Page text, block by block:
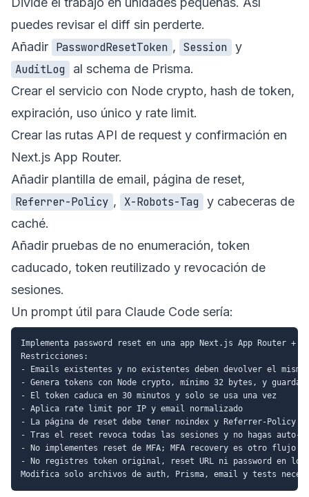
puedes revisar el diff sin perderte.
Añadir PasswordResetToken , Session
y
AuditLog
al schema de Prisma.
Crear el servicio con Node crypto, hash de token,
expiración, uso único y rate limit.
Crear las rutas API de request y confirmación en
Next.js App Router.
Añadir plantilla de email, página de reset,
Referrer-Policy , X-Robots-Tag
y cabeceras de
caché.
Añadir pruebas de no enumeración, token
caducado, token reutilizado y revocación de
sesiones.
Un prompt útil para Claude Code sería:
Implementa password reset en una app Next.js App Router +
Restricciones:
- Emails existentes y no existentes deben devolver el mismo
- Genera tokens con Node crypto, mínimo 32 bytes, y guarda
- El token caduca en 30 minutos y solo se usa una vez
- Aplica rate limit por IP y email normalizado
- La página de reset debe tener noindex y Referrer-Policy
- Tras el reset revoca todas las sesiones y no hagas auto-
- No implementes reset de MFA; MFA recovery es otro flujo
- No registres token original, reset URL ni password en